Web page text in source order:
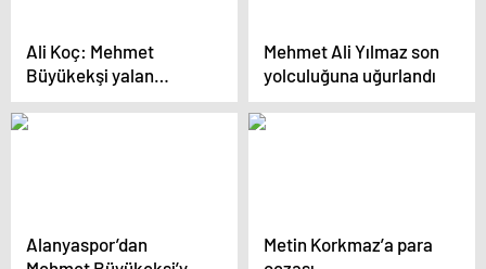
Ali Koç: Mehmet
Büyükekşi yalan
söyleyen biri!
Beşiktaş’a karşı kinli!
Mehmet Ali Yılmaz son
yolculuğuna uğurlandı
Alanyaspor’dan
Metin Korkmaz’a para